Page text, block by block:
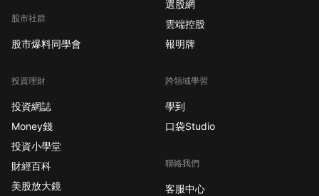
股市社群
股市爆料同學會
投資理財
投資網誌
Money錢
投資小學堂
財經百科
美股放大鏡
選股網
雲端控股
報明牌
跨領域學習
學到
口袋Studio
聯絡我們
客服中心